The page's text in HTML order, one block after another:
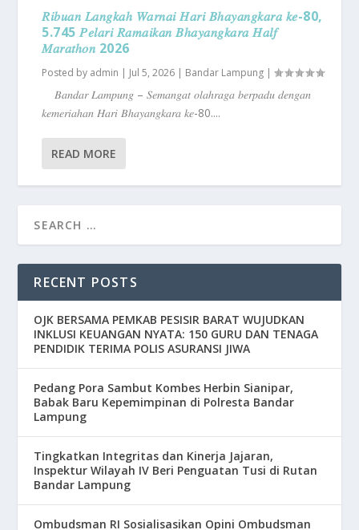
𝑅𝑖𝑏𝑢𝑎𝑛 𝐿𝑎𝑛𝑔𝑘𝑎ℎ 𝑊𝑎𝑟𝑛𝑎𝑖 𝐻𝑎𝑟𝑖 𝐵ℎ𝑎𝑦𝑎𝑛𝑔𝑘𝑎𝑟𝑎 𝑘𝑒-80,
5.745 𝑃𝑒𝑙𝑎𝑟𝑖 𝑅𝑎𝑚𝑎𝑖𝑘𝑎𝑛 𝐵ℎ𝑎𝑦𝑎𝑛𝑔𝑘𝑎𝑟𝑎 𝐻𝑎𝑙𝑓
𝑀𝑎𝑟𝑎𝑡ℎ𝑜𝑛 2026
Posted by admin | Jul 5, 2026 | Bandar Lampung |
𝐵𝑎𝑛𝑑𝑎𝑟 𝐿𝑎𝑚𝑝𝑢𝑛𝑔 – 𝑆𝑒𝑚𝑎𝑛𝑔𝑎𝑡 𝑜𝑙𝑎ℎ𝑟𝑎𝑔𝑎 𝑏𝑒𝑟𝑝𝑎𝑑𝑢 𝑑𝑒𝑛𝑔𝑎𝑛
𝑘𝑒𝑚𝑒𝑟𝑖𝑎ℎ𝑎𝑛 𝐻𝑎𝑟𝑖 𝐵ℎ𝑎𝑦𝑎𝑛𝑔𝑘𝑎𝑟𝑎 𝑘𝑒-80....
READ MORE
RECENT POSTS
OJK BERSAMA PEMKAB PESISIR BARAT WUJUDKAN
INKLUSI KEUANGAN NYATA: 150 GURU DAN TENAGA
PENDIDIK TERIMA POLIS ASURANSI JIWA
Pedang Pora Sambut Kombes Herbin Sianipar,
Babak Baru Kepemimpinan di Polresta Bandar
Lampung
Tingkatkan Integritas dan Kinerja Jajaran,
Inspektur Wilayah IV Beri Penguatan Tusi di Rutan
Bandar Lampung
Ombudsman RI Sosialisasikan Opini Ombudsman